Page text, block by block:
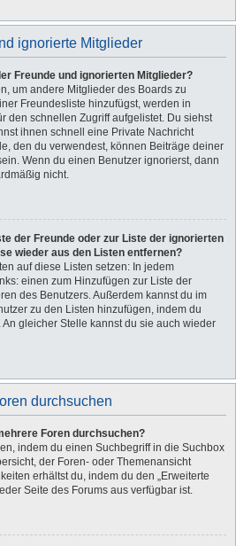
ignorierte Mitglieder
Freunde und ignorierten Mitglieder?
um andere Mitglieder des Boards zu
Freundesliste hinzufügst, werden in
den schnellen Zugriff aufgelistet. Du siehst
ihnen schnell eine Private Nachricht
den du verwendest, können Beiträge deiner
Wenn du einen Benutzer ignorierst, dann
nicht.
der Freunde oder zur Liste der ignorierten
wieder aus den Listen entfernen?
auf diese Listen setzen: In jedem
einen zum Hinzufügen zur Liste der
des Benutzers. Außerdem kannst du im
zu den Listen hinzufügen, indem du
gleicher Stelle kannst du sie auch wieder
durchsuchen
Foren durchsuchen?
indem du einen Suchbegriff in die Suchbox
der Foren- oder Themenansicht
erhältst du, indem du den „Erweiterte
Seite des Forums aus verfügbar ist.